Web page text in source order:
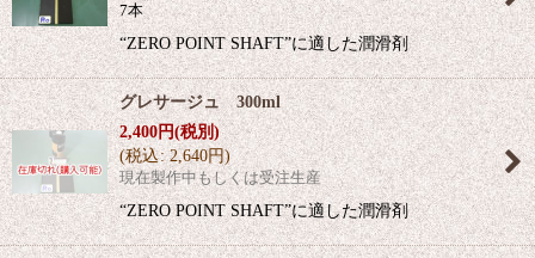
7本
“ZERO POINT SHAFT”に適した潤滑剤
グレサージュ 300ml
2,400円(税別)
(税込: 2,640円)
現在製作中もしくは受注生産
“ZERO POINT SHAFT”に適した潤滑剤